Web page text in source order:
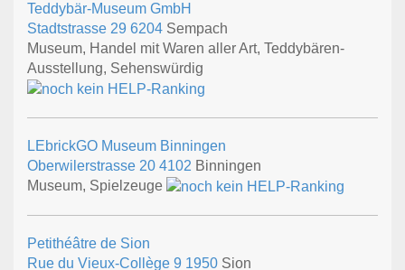
Teddybär-Museum GmbH
Stadtstrasse 29 6204 Sempach
Museum, Handel mit Waren aller Art, Teddybären-
Ausstellung, Sehenswürdig
LEbrickGO Museum Binningen
Oberwilerstrasse 20 4102 Binningen
Museum, Spielzeuge
Petithéâtre de Sion
Rue du Vieux-Collège 9 1950 Sion